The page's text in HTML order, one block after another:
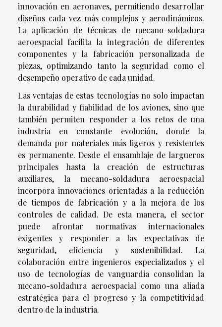
innovación en aeronaves, permitiendo desarrollar
diseños cada vez más complejos y aerodinámicos.
La aplicación de técnicas de mecano-soldadura
aeroespacial facilita la integración de diferentes
componentes y la fabricación personalizada de
piezas, optimizando tanto la seguridad como el
desempeño operativo de cada unidad.
Las ventajas de estas tecnologías no solo impactan
la durabilidad y fiabilidad de los aviones, sino que
también permiten responder a los retos de una
industria en constante evolución, donde la
demanda por materiales más ligeros y resistentes
es permanente. Desde el ensamblaje de largueros
principales hasta la creación de estructuras
auxiliares, la mecano-soldadura aeroespacial
incorpora innovaciones orientadas a la reducción
de tiempos de fabricación y a la mejora de los
controles de calidad. De esta manera, el sector
puede afrontar normativas internacionales
exigentes y responder a las expectativas de
seguridad, eficiencia y sostenibilidad. La
colaboración entre ingenieros especializados y el
uso de tecnologías de vanguardia consolidan la
mecano-soldadura aeroespacial como una aliada
estratégica para el progreso y la competitividad
dentro de la industria.